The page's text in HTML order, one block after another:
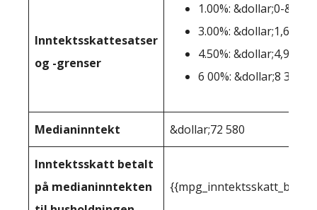
Inntektsskattesatser
og -grenser
1.00%: &dollar;0-
3.00%: &dollar;1,663-
4.50%: &dollar;4,988-
6 00%: &dollar;8 312+
Medianinntekt &dollar;72 580
Inntektsskatt betalt
på medianinntekten